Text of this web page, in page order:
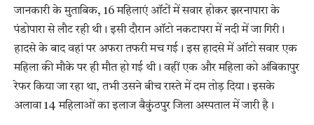
जानकारी के मुताबिक, 16 महिलाएं ऑटों में सवार होकर झरनापारा के
पंडोपारा से लौट रही थी। इसी दौरान ऑटो नकटापरा में नदी में जा गिरी।
हादसे के बाद वहां पर अफरा तफरी मच गई। इस हादसे में ऑटो सवार एक
महिला की मौके पर ही मौत हो गई थी। वहीं एक और महिला को अंबिकापुर
रेफर किया जा रहा था, तभी उसने बीच रास्ते में दम तोड़ दिया। इसके
अलावा 14 महिलाओं का इलाज बैकुंठपुर जिला अस्पताल में जारी है।